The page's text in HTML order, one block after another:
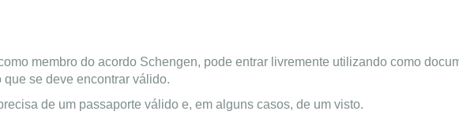
membro do acordo Schengen, pode entrar livremente utilizando como
se deve encontrar válido.
de um passaporte válido e, em alguns casos, de um visto.